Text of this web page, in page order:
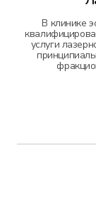
В клинике
услуги